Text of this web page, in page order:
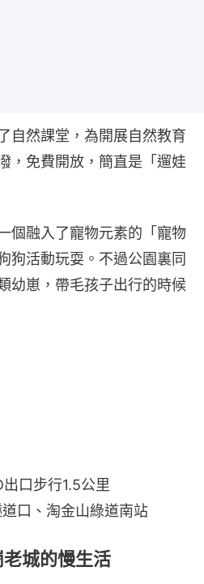
自然課堂，為開展自然教育
，免費開放，簡直是「遛娃
個融入了寵物元素的「寵物
狗活動玩耍。不過公園裏同
幼崽，帶毛孩子出行的時候
口步行1.5公里
口、淘金山綠道南站
城的慢生活